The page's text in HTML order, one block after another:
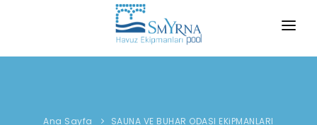
ANA SAYFA
Ana Sayfa
SAUNA VE BUHAR ODASI EKiPMANLARI